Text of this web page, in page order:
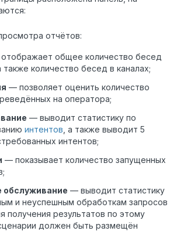
отчётов:
общее количество бесед
количество бесед в каналах;
— позволяет оценить количество
на оператора;
— выводит статистику по
интентов , а также выводит 5
интентов;
— показывает количество запущенных
обслуживание — выводит статистику
и неуспешным обработкам запросов
получения результатов по этому
должен быть размещён